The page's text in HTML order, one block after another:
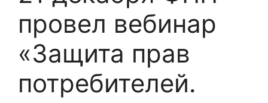
провел вебинар
«Защита прав
потребителей.